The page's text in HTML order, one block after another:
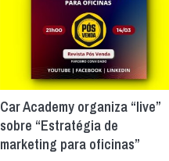
Car Academy organiza “live”
sobre “Estratégia de
marketing para oficinas”